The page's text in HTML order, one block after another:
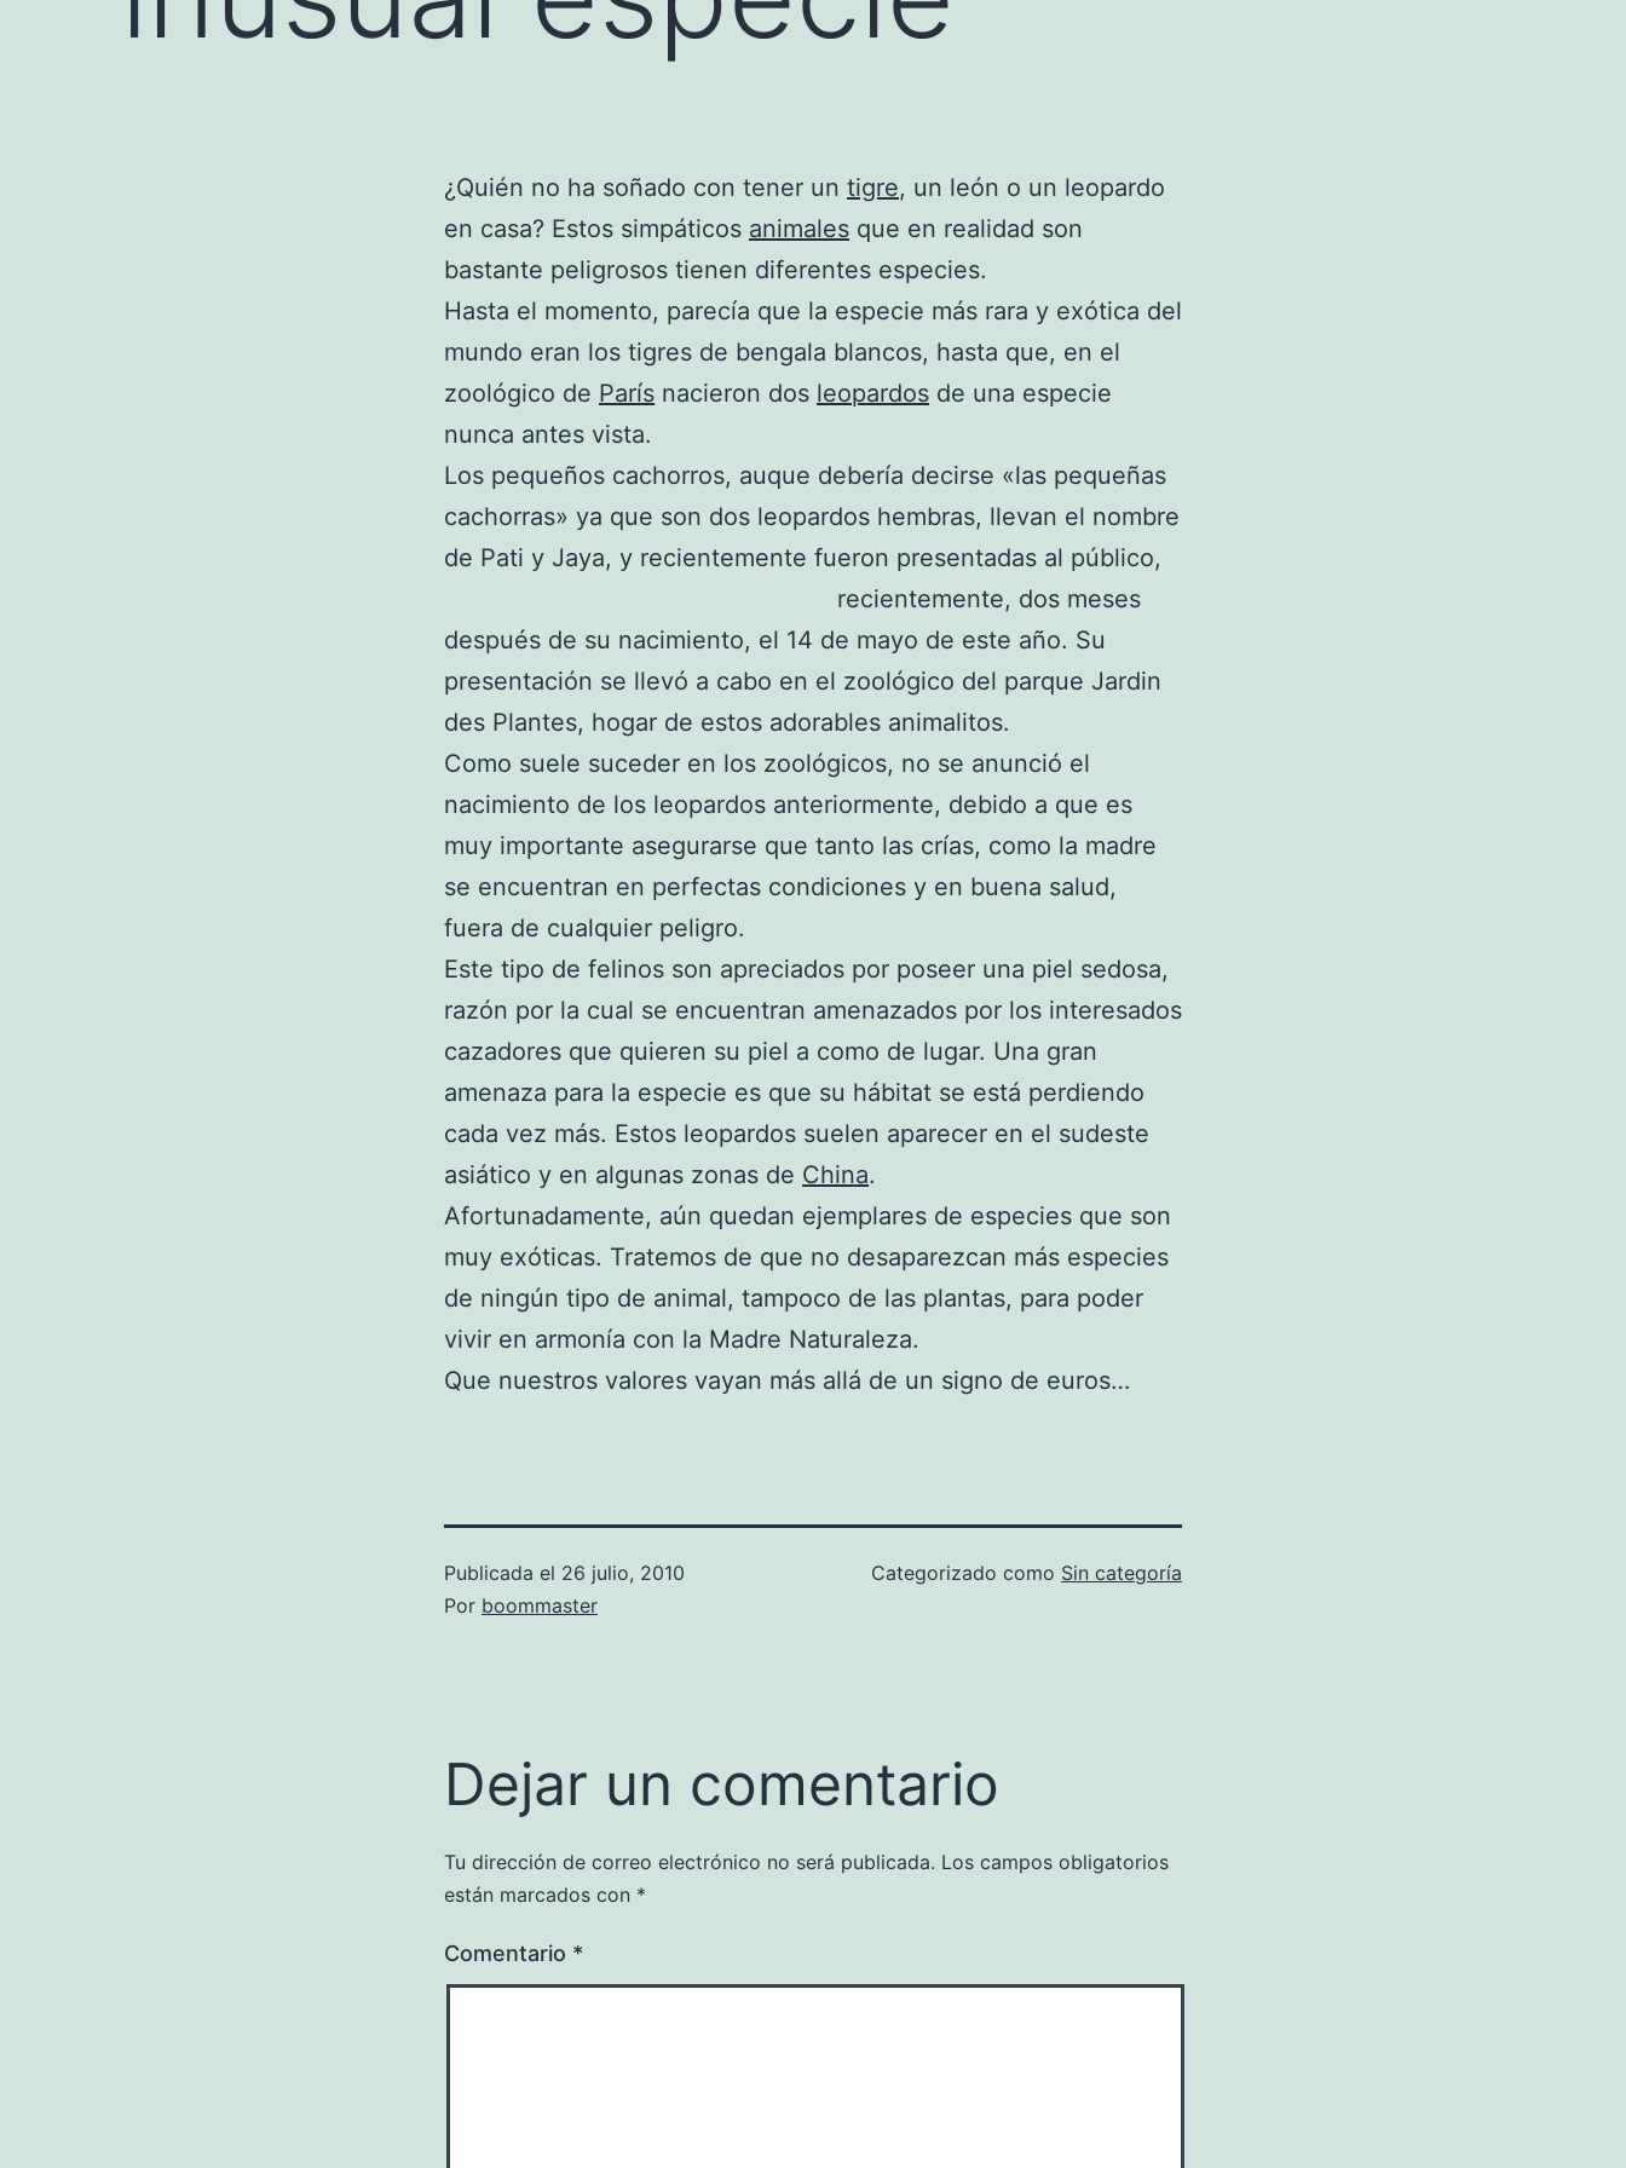
¿Quién no ha soñado con tener un tigre, un león o un leopardo
en casa? Estos simpáticos animales que en realidad son
bastante peligrosos tienen diferentes especies.
Hasta el momento, parecía que la especie más rara y exótica del
mundo eran los tigres de bengala blancos, hasta que, en el
zoológico de París nacieron dos leopardos de una especie
nunca antes vista.
Los pequeños cachorros, auque debería decirse «las pequeñas
cachorras» ya que son dos leopardos hembras, llevan el nombre
de Pati y Jaya, y recientemente fueron presentadas al público,
recientemente, dos meses
después de su nacimiento, el 14 de mayo de este año. Su
presentación se llevó a cabo en el zoológico del parque Jardin
des Plantes, hogar de estos adorables animalitos.
Como suele suceder en los zoológicos, no se anunció el
nacimiento de los leopardos anteriormente, debido a que es
muy importante asegurarse que tanto las crías, como la madre
se encuentran en perfectas condiciones y en buena salud,
fuera de cualquier peligro.
Este tipo de felinos son apreciados por poseer una piel sedosa,
razón por la cual se encuentran amenazados por los interesados
cazadores que quieren su piel a como de lugar. Una gran
amenaza para la especie es que su hábitat se está perdiendo
cada vez más. Estos leopardos suelen aparecer en el sudeste
asiático y en algunas zonas de China.
Afortunadamente, aún quedan ejemplares de especies que son
muy exóticas. Tratemos de que no desaparezcan más especies
de ningún tipo de animal, tampoco de las plantas, para poder
vivir en armonía con la Madre Naturaleza.
Que nuestros valores vayan más allá de un signo de euros…
Publicada el 26 julio, 2010
Por boommaster
Categorizado como Sin categoría
Dejar un comentario
Tu dirección de correo electrónico no será publicada. Los campos obligatorios
están marcados con *
Comentario *